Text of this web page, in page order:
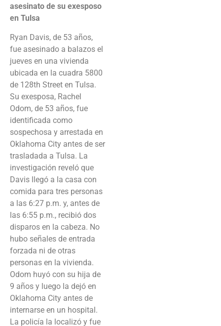
asesinato de su exesposo
en Tulsa
Ryan Davis, de 53 años,
fue asesinado a balazos el
jueves en una vivienda
ubicada en la cuadra 5800
de 128th Street en Tulsa.
Su exesposa, Rachel
Odom, de 53 años, fue
identificada como
sospechosa y arrestada en
Oklahoma City antes de ser
trasladada a Tulsa. La
investigación reveló que
Davis llegó a la casa con
comida para tres personas
a las 6:27 p.m. y, antes de
las 6:55 p.m., recibió dos
disparos en la cabeza. No
hubo señales de entrada
forzada ni de otras
personas en la vivienda.
Odom huyó con su hija de
9 años y luego la dejó en
Oklahoma City antes de
internarse en un hospital.
La policía la localizó y fue